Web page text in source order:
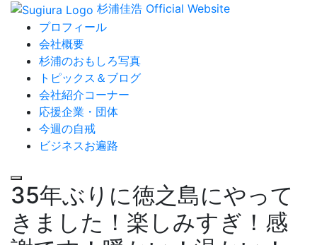
杉浦佳浩 Official Website
プロフィール
会社概要
杉浦のおもしろ写真
トピックス＆ブログ
会社紹介コーナー
応援企業・団体
今週の自戒
ビジネスお遍路
35年ぶりに徳之島にやって
きました！楽しみすぎ！感